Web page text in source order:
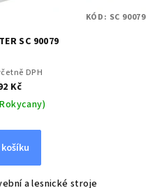
SC 90079
DPH
Kč
košíku
a lesnické stroje
KÓD: SC 90079